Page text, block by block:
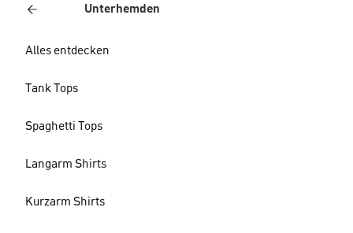
Unterhemden
Alles entdecken
Tank Tops
Spaghetti Tops
Langarm Shirts
Kurzarm Shirts